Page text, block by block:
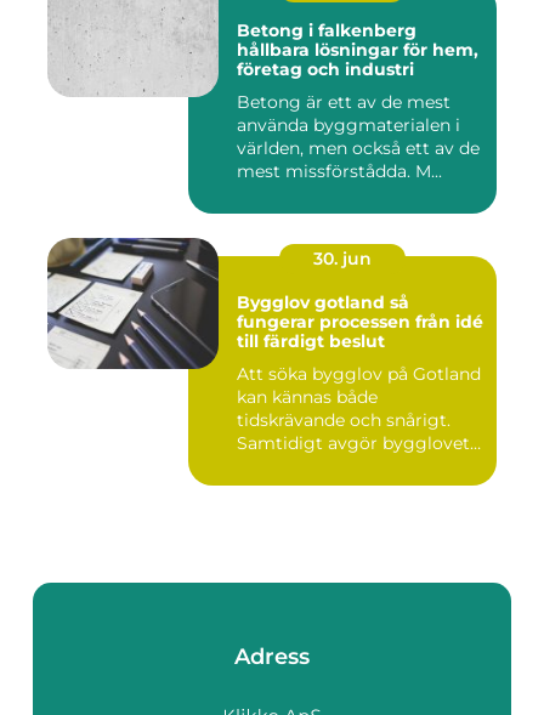
Betong i falkenberg
hållbara lösningar för hem,
företag och industri
Betong är ett av de mest
använda byggmaterialen i
världen, men också ett av de
mest missförstådda. M...
30. jun
Bygglov gotland så
fungerar processen från idé
till färdigt beslut
Att söka bygglov på Gotland
kan kännas både
tidskrävande och snårigt.
Samtidigt avgör bygglovet
Adress